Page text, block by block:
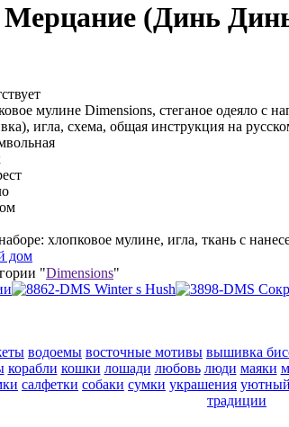
Мерцание (Динь
мулине Dimensions, стеганое одеяло с
игла, схема, общая инструкция на
хлопковое мулине, игла, ткань с
дом
"Dimensions"
водоемы восточные мотивы вышивка
корабли кошки лошади любовь люди маяки
салфетки собаки сумки украшения
традиции